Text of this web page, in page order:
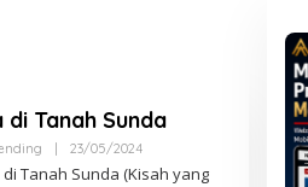
Tanah Sunda
| 23/05/2024O
E
di Tanah Sunda (Kisah yang